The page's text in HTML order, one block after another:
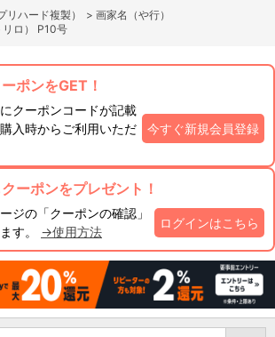
リハード複製） > 画家名（や行）
リロ） P10号
ポンをGET！
クーポンコードが記載
入時からご利用いただ
今すぐ新規会員登録
ーポンをプレゼント！
ジの「クーポンの確認」
す。 →使用方法
ログインはこちら